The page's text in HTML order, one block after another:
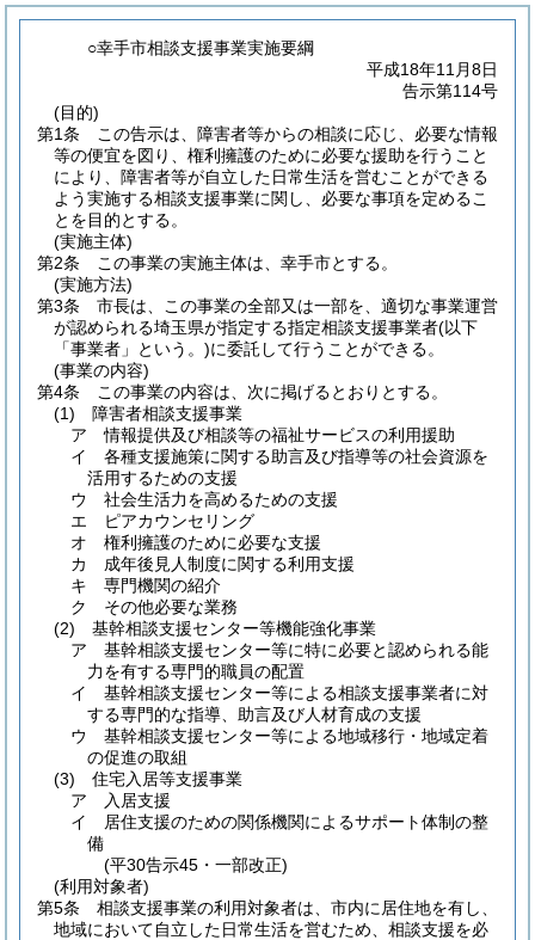
○幸手市相談支援事業実施要綱
平成18年11月8日
告示第114号
(目的)
第1条
この告示は、障害者等からの相談に応じ、必要な情報
等の便宜を図り、権利擁護のために必要な援助を行うこと
により、障害者等が自立した日常生活を営むことができる
よう実施する相談支援事業に関し、必要な事項を定めるこ
とを目的とする。
(実施主体)
第2条
この事業の実施主体は、幸手市とする。
(実施方法)
第3条
市長は、この事業の全部又は一部を、適切な事業運営
が認められる埼玉県が指定する指定相談支援事業者(以下
「事業者」という。)に委託して行うことができる。
(事業の内容)
第4条
この事業の内容は、次に掲げるとおりとする。
(1)
障害者相談支援事業
ア
情報提供及び相談等の福祉サービスの利用援助
イ
各種支援施策に関する助言及び指導等の社会資源を
活用するための支援
ウ
社会生活力を高めるための支援
エ
ピアカウンセリング
オ
権利擁護のために必要な支援
カ
成年後見人制度に関する利用支援
キ
専門機関の紹介
ク
その他必要な業務
(2)
基幹相談支援センター等機能強化事業
ア
基幹相談支援センター等に特に必要と認められる能
力を有する専門的職員の配置
イ
基幹相談支援センター等による相談支援事業者に対
する専門的な指導、助言及び人材育成の支援
ウ
基幹相談支援センター等による地域移行・地域定着
の促進の取組
(3)
住宅入居等支援事業
ア
入居支援
イ
居住支援のための関係機関によるサポート体制の整
備
(平30告示45・一部改正)
(利用対象者)
第5条
相談支援事業の利用対象者は、市内に居住地を有し、
地域において自立した日常生活を営むため、相談支援を必